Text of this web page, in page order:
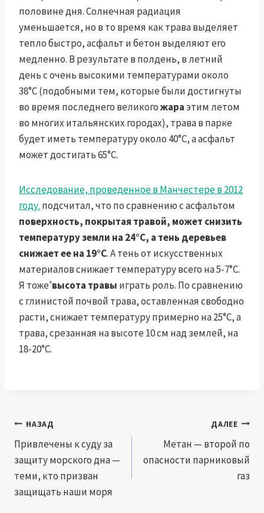
половине дня. Солнечная радиация
уменьшается, но в то время как трава выделяет
тепло быстро, асфальт и бетон выделяют его
медленно. В результате в полдень, в летний
день с очень высокими температурами около
38°C (подобными тем, которые были достигнуты
во время последнего великогожараэтим летом
во многих итальянских городах), трава в парке
будет иметь температуру около 40°C, а асфальт
может достигать 65°C.
Исследование, проведенное в Манчестере в 2012
году. подсчитал, что по сравнению с асфальтом
поверхность, покрытая травой, может снизить
температуру земли на 24°C, а тень деревьев
снижает ее на 19°C. А тень от искусственных
материалов снижает температуру всего на 5-7°С.
Я тоже’высота травы играть роль. По сравнению
с глинистой почвой трава, оставленная свободно
расти, снижает температуру примерно на 25°C, а
трава, срезанная на высоте 10 см над землей, на
18-20°C.
Навигация
по
записям
НАЗАД
Привлечены к суду за
защиту морского дна —
теми, кто призван
защищать наши моря
ДАЛЕЕ
Метан — второй по
опасности парниковый
газ